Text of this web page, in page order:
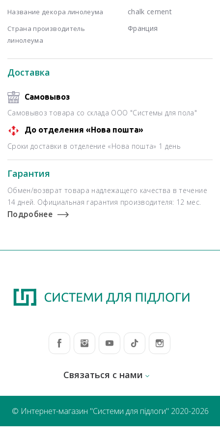
Доставка
Самовывоз
Самовывоз товара со склада ООО "Системы для пола"
До отделения «Нова пошта»
Сроки доставки в отделение «Нова пошта» 1 день
Гарантия
Обмен/возврат товара надлежащего качества в течение
14 дней. Официальная гарантия производителя: 12 мес.
Подробнее
Название декора линолеума chalk cement
Страна производитель
линолеума
Франция
Связаться с нами
© Интернет-магазин "Системи для підлоги" 2020-2026